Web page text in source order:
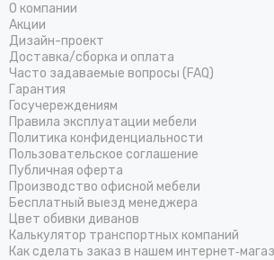
О компании
Акции
Дизайн-проект
Доставка/cборка и оплата
Часто задаваемые вопросы (FAQ)
Гарантия
Госучереждениям
Правила эксплуатации мебели
Политика конфиденциальности
Пользовательское соглашение
Публичная оферта
Производство офисной мебели
Бесплатный выезд менеджера
Цвет обивки диванов
Калькулятор транспортных компаний
Как сделать заказ в нашем